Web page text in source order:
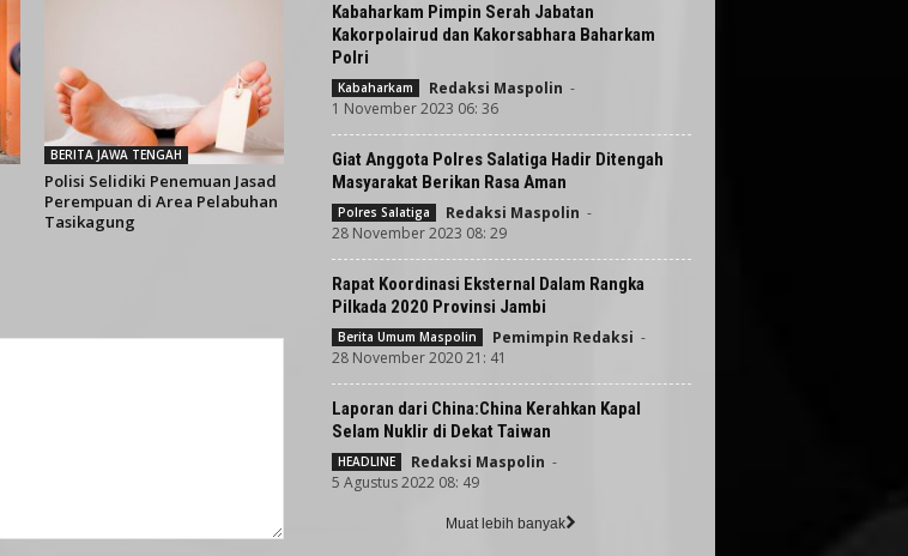
BERITA JAWA TENGAH
Polisi Selidiki Penemuan Jasad
Perempuan di Area Pelabuhan
Tasikagung
Kabaharkam Pimpin Serah Jabatan
Kakorpolairud dan Kakorsabhara Baharkam
Polri
Kabaharkam Redaksi Maspolin -
1 November 2023 06: 36
Giat Anggota Polres Salatiga Hadir Ditengah
Masyarakat Berikan Rasa Aman
Polres Salatiga Redaksi Maspolin -
28 November 2023 08: 29
Rapat Koordinasi Eksternal Dalam Rangka
Pilkada 2020 Provinsi Jambi
Berita Umum Maspolin Pemimpin Redaksi -
28 November 2020 21: 41
Laporan dari China:China Kerahkan Kapal
Selam Nuklir di Dekat Taiwan
HEADLINE Redaksi Maspolin -
5 Agustus 2022 08: 49
Muat lebih banyak